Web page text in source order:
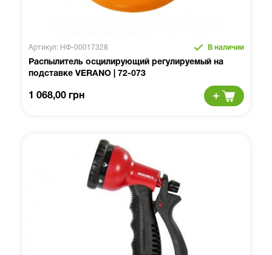
Артикул: НФ-00017328 В наличии
Распылитель осцилирующий регулируемый на
подставке VERANO | 72-073
1 068,00 грн